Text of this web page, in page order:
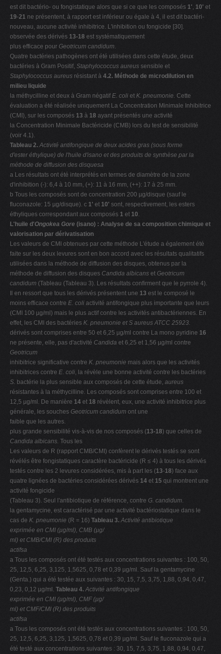
est dit bactério- ou fongistatique alors que si ce que les composés 1', 10' et
19-21 ne présentent, à rapport est inférieur ou égale à 4, il est dit bactéri-
nouveau, aucune activité inhibitrice. L'inhibition ou fongicide [30].
observée des dérivés 13-18 est systématiquement
plus efficace pour Geotricum candidum.
Quatre bactéries pathogènes ont été utilisées dans cette étude, deux
bactéries à Gram Positif, Staphylococcus aureus sensible et
Staphylococcus aureus résistant à 4.2. Méthode de microdilution en
milieu liquide
la méthycilline et deux à Gram négatif E. coli et K. pneumonie. Cette
évaluation a été réalisée uniquement La Concentration Minimale Inhibitrice
(CMI), sur les composés 13 à 18 ayant présentés une activité
la Concentration Minimale Bactéricide (CMB) lors du test de sensibilité
(voir 4.1).
Tableau 2. Activité antifongique de deux acides gras (sous forme
d'ester éthylique) de l'huile d'isano et des produits de synthèse par la
méthode de diffusion des disquesa
a Les résultats ont été interprétés en termes de diamètre de la zone
d'inhibition (-): 6,4 à 10 mm, (+): 11 à 16 mm, (++): 17 à 25 mm.
b Tous les composés sont de concentration 200 µg/disque (sauf le
fluconazole: 15 µg/disque). c 1' et 10' sont, respectivement, les esters
éthyliques correspondant aux composés 1 et 10.
L'huile d'Ongokea Gore (isano) : Analyse de sa composition chimique et
valorisation par dérivatisation
Les valeurs de CMI obtenues par cette méthode L'étude a également été
faite sur les deux levures sont en bon accord avec les résultats qualitatifs
utilisées dans la méthode de diffusion des disques, obtenus par la
méthode de diffusion des disques Candida albicans et Geotricum
candidum (Tableau (Tableau 3). Les résultats confirment que le pyrrole 4).
Il en ressort que tous les dérivés présentent une 13 est le composé le
moins efficace contre E. coli activité antifongique plus importante que leurs
(CMI 100 µg/ml) mais le plus actif contre les activités antibactériennes. En
effet, les CMI des bactéries K. pneumonie et S aureus ATCC 25923.
dérivés sont comprises entre 50 et 6,25 µg/ml contre La mono pyridine 16
ne présente, elle, pas d'activité Candida et 6,25 et 1,56 µg/ml contre
Geotricum
inhibitrice significative contre K. pneumonie mais alors que les activités
inhibitrices contre E. coli, la révèle une bonne activité contre les bactéries
S. bactérie la plus sensible aux composés de cette étude, aureus
résistantes à la méthycilline. Les composés sont comprises entre 100 et
12,5 µg/ml. De manière 14 et 18 révèlent, eux, une activité inhibitrice plus
générale, les souches Geotricum candidum ont une
faible que les autres.
plus grande sensibilité vis-à-vis de nos composés (13-18) que celles de
Candida albicans. Tous les
Les valeurs de R (rapport CMB/CMI) confèrent le dérivés testés se sont
révélés être fongistatiques caractère bactéricide (R ≤ 4) à tous les dérivés
testés contre les 2 levures considérées, mis à part les (13-18) face aux
quatre lignées de bactéries considérées dérivés 14 et 15 qui montrent une
activité fongicide
(Tableau 3). Seul l'antibiotique de référence, contre G. candidum.
la gentamycine, est caractérisé par une activité bactériostatique dans le
cas de K. pneumonie (R = 16) Tableau 3. Activité antibiotique
exprimée en CMI (µg/ml), CMB (µg/
ml) et CMB/CMI (R) des produits
actifsa
a Tous les composés ont été testés aux concentrations suivantes : 100, 50,
25, 12,5, 6,25, 3,125, 1,5625, 0,78 et 0,39 µg/ml. Sauf la gentamycine
(Genta.) qui a été testée aux suivantes : 30, 15, 7,5, 3,75, 1,88, 0,94, 0,47,
0,23, 0,12 µg/ml. Tableau 4.Activité antifongique
exprimée en CMI (µg/ml), CMF (µg/
ml) et CMF/CMI (R) des produits
actifsa
a Tous les composés ont été testés aux concentrations suivantes : 100, 50,
25, 12,5, 6,25, 3,125, 1,5625, 0,78 et 0,39 µg/ml. Sauf le fluconazole qui a
été testé aux concentrations suivantes : 30, 15, 7,5, 3,75, 1,88, 0,94, 0,47,